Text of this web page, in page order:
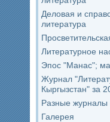
Деловая и
литература
Литературное
Эпос "Манас";
Журнал
Кыргызстан" за
Разные журналы
Галерея